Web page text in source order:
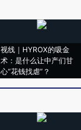
视线｜HYROX的吸金
术：是什么让中产们甘
心“花钱找虐”？